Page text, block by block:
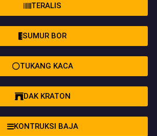
TERALIS
SUMUR BOR
TUKANG KACA
DAK KRATON
KONTRUKSI BAJA